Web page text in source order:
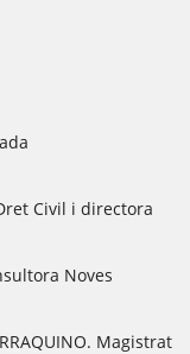
Civil i directora
Noves
Magistrat